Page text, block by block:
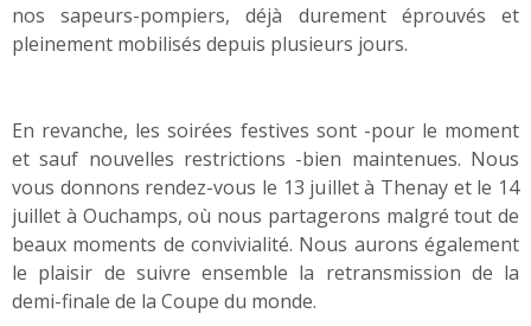
nos sapeurs-pompiers, déjà durement éprouvés et
pleinement mobilisés depuis plusieurs jours.
En revanche, les soirées festives sont -pour le moment
et sauf nouvelles restrictions -bien maintenues. Nous
vous donnons rendez-vous le 13 juillet à Thenay et le 14
juillet à Ouchamps, où nous partagerons malgré tout de
beaux moments de convivialité. Nous aurons également
le plaisir de suivre ensemble la retransmission de la
demi-finale de la Coupe du monde.